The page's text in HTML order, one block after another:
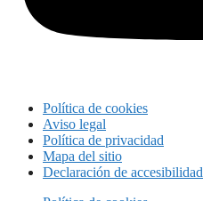
Política de cookies
Aviso legal
Política de privacidad
Mapa del sitio
Declaración de accesibilidad